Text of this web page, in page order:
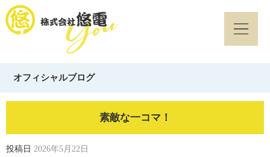
オフィシャルブログ
素敵な一コマ！
投稿日 2026年5月22日